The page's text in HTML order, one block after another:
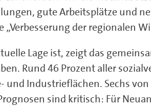
gute Arbeitsplätze und
„Verbesserung der regionalen
Lage ist, zeigt das
Rund 46 Prozent aller
und Industrieflächen. Sechs
sind kritisch: Für